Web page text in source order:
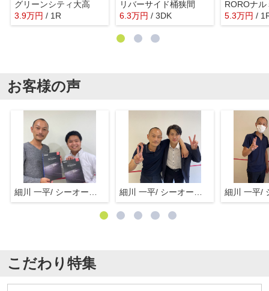
グリーンシティ大高
3.9万円 / 1R
リバーサイド桶狭間
6.3万円 / 3DK
ROROナル
5.3万円 /
お客様の声
こだわり特集